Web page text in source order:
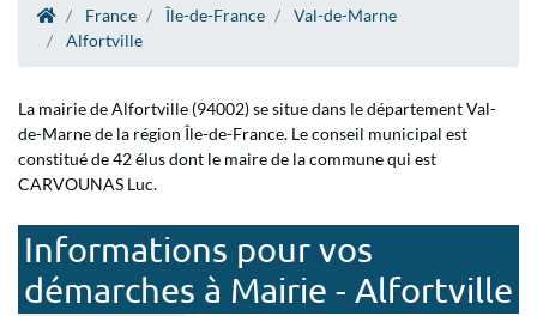
France Île-de-France
Val-de-Marne
Alfortville
La mairie de Alfortville (94002) se situe dans le département Val-
de-Marne de la région Île-de-France. Le conseil municipal est
constitué de 42 élus dont le maire de la commune qui est
CARVOUNAS Luc.
Informations pour vos
démarches à Mairie - Alfortville